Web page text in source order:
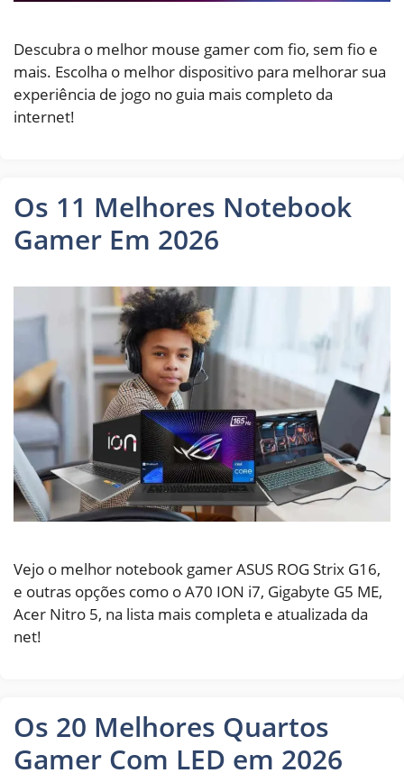
Descubra o melhor mouse gamer com fio, sem fio e
mais. Escolha o melhor dispositivo para melhorar sua
experiência de jogo no guia mais completo da
internet!
Os 11 Melhores Notebook
Gamer Em 2026
Vejo o melhor notebook gamer ASUS ROG Strix G16,
e outras opções como o A70 ION i7, Gigabyte G5 ME,
Acer Nitro 5, na lista mais completa e atualizada da
net!
Os 20 Melhores Quartos
Gamer Com LED em 2026